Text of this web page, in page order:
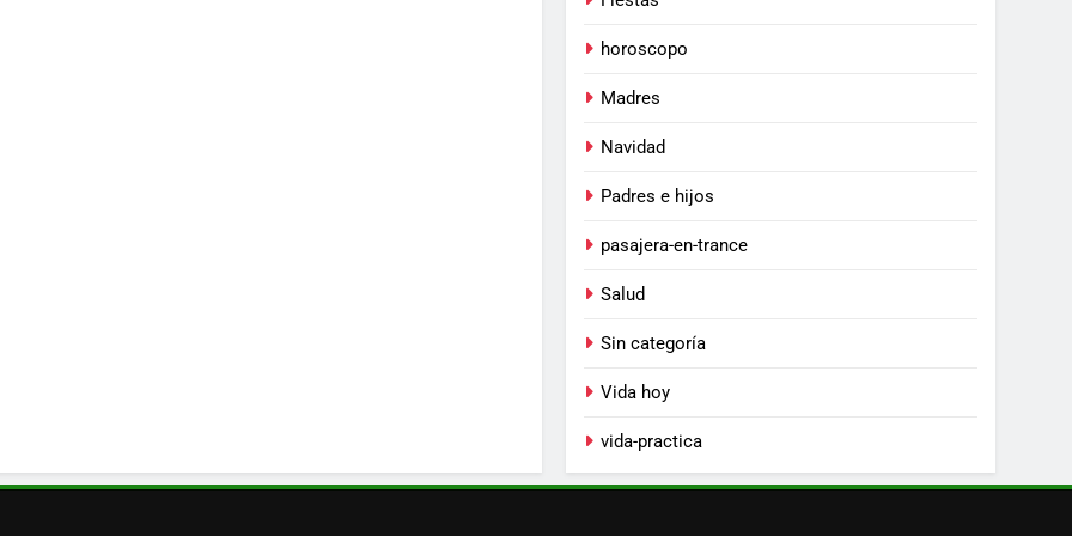
horoscopo
Madres
Navidad
Padres e hijos
pasajera-en-trance
Salud
Sin categoría
Vida hoy
vida-practica